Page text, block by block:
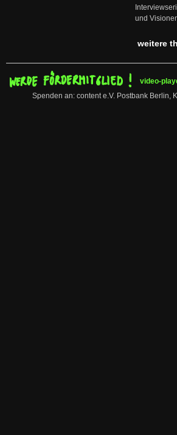
und
weitere
video-
Spenden an: content e.V. Postbank Berlin,